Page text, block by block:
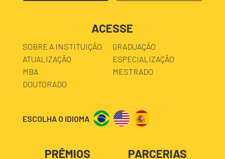
ACESSE
SOBRE A INSTITUIÇÃO
GRADUAÇÃO
ATUALIZAÇÃO
ESPECIALIZAÇÃO
MBA
MESTRADO
DOUTORADO
ESCOLHA O IDIOMA
PRÊMIOS PARCERIAS